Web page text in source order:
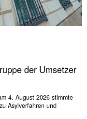
der Umsetzer
4. August 2026 stimmte
Asylverfahren und